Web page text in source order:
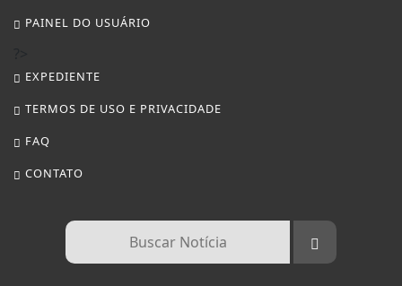
PAINEL DO USUÁRIO
EXPEDIENTE
TERMOS DE USO E PRIVACIDADE
FAQ
CONTATO